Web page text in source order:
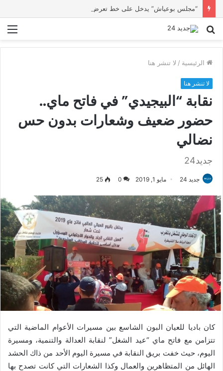
بحث
الرئيسية / لا تنشر هنا
لا تنشر هنا
نقابة “البيجيدي” في فاتح ماي..
حضور ضعيف وشعارات بدون حس
نضالي
جديد24
جديد 24 مايو 1, 2019 0
25
كان باديا للعيان البون الشاسع بين مسيرات الأعوام الماضية التي
تتزامن مع فاتح ماي “عيد الشغل” لنقابة العدالة والتنمية، ومسيرة
اليوم، حيث خفت بريق النقابة في مسيرة اليوم الأحد من ذاك الحشد
الهائل من المتظاهرين والعمال وكذا الشعارات التي كانت تصدح بها